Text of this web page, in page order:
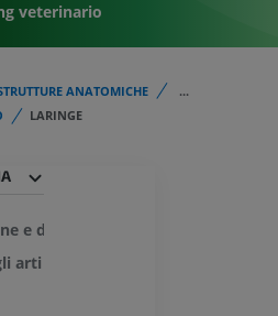
veterinario
ANATOMICHE
...
LARINGE
e direzione che indicano le parti
arti